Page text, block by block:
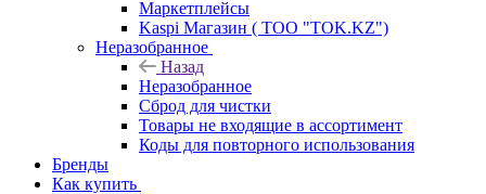
Маркетплейсы
Kaspi Магазин ( ТОО "TOK.KZ")
Неразобранное
Назад
Неразобранное
Сброд для чистки
Товары не входящие в ассортимент
Коды для повторного использования
Бренды
Как купить